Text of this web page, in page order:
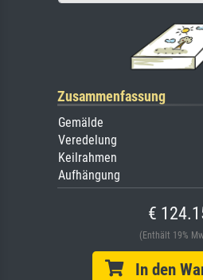
Zusammenfassung
Gemälde
Veredelung
Keilrahmen
Aufhängung
€
(Enthält 19%
In den